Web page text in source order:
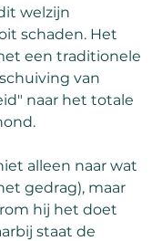
welzijn
schaden. Het
een traditionele
van
naar het totale
alleen naar wat
gedrag), maar
hij het doet
staat de